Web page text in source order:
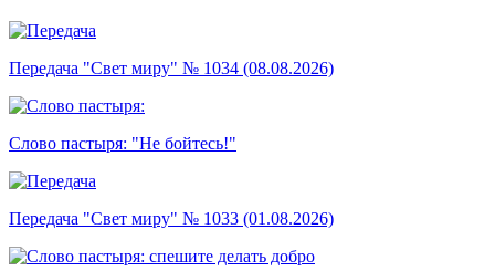
Передача "Свет миру" № 1034 (08.08.2026)
Слово пастыря: "Не бойтесь!"
Передача "Свет миру" № 1033 (01.08.2026)